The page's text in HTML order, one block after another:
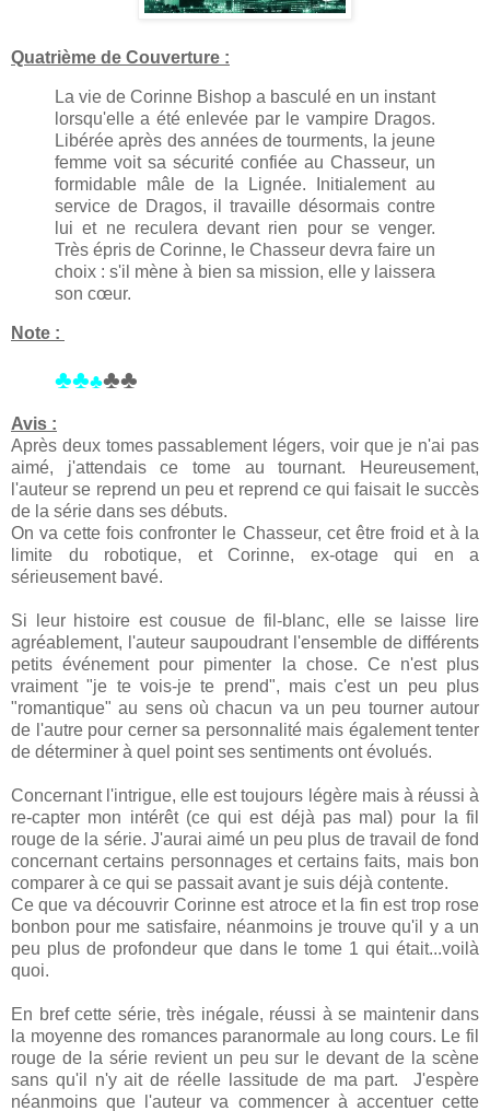
Quatrième de Couverture :
La vie de Corinne Bishop a basculé en un instant
lorsqu'elle a été enlevée par le vampire Dragos.
Libérée après des années de tourments, la jeune
femme voit sa sécurité confiée au Chasseur, un
formidable mâle de la Lignée. Initialement au
service de Dragos, il travaille désormais contre
lui et ne reculera devant rien pour se venger.
Très épris de Corinne, le Chasseur devra faire un
choix : s'il mène à bien sa mission, elle y laissera
son cœur.
Note :
♣♣♣♣♣
Avis :
Après deux tomes passablement légers, voir que je n'ai pas
aimé, j'attendais ce tome au tournant. Heureusement,
l'auteur se reprend un peu et reprend ce qui faisait le succès
de la série dans ses débuts.
On va cette fois confronter le Chasseur, cet être froid et à la
limite du robotique, et Corinne, ex-otage qui en a
sérieusement bavé.
Si leur histoire est cousue de fil-blanc, elle se laisse lire
agréablement, l'auteur saupoudrant l'ensemble de différents
petits événement pour pimenter la chose. Ce n'est plus
vraiment "je te vois-je te prend", mais c'est un peu plus
"romantique" au sens où chacun va un peu tourner autour
de l'autre pour cerner sa personnalité mais également tenter
de déterminer à quel point ses sentiments ont évolués.
Concernant l'intrigue, elle est toujours légère mais à réussi à
re-capter mon intérêt (ce qui est déjà pas mal) pour la fil
rouge de la série. J'aurai aimé un peu plus de travail de fond
concernant certains personnages et certains faits, mais bon
comparer à ce qui se passait avant je suis déjà contente.
Ce que va découvrir Corinne est atroce et la fin est trop rose
bonbon pour me satisfaire, néanmoins je trouve qu'il y a un
peu plus de profondeur que dans le tome 1 qui était...voilà
quoi.
En bref cette série, très inégale, réussi à se maintenir dans
la moyenne des romances paranormale au long cours. Le fil
rouge de la série revient un peu sur le devant de la scène
sans qu'il n'y ait de réelle lassitude de ma part. J'espère
néanmoins que l'auteur va commencer à accentuer cette